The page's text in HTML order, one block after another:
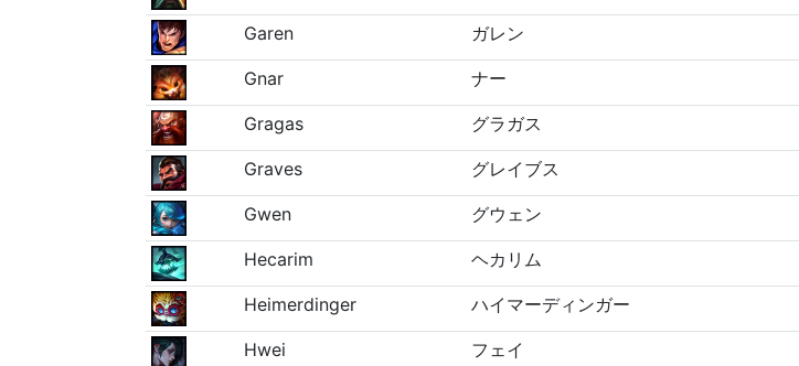
Garen ガレン
Gnar ナー
Gragas グラガス
Graves グレイブス
Gwen グウェン
Hecarim ヘカリム
Heimerdinger ハイマーディンガー
Hwei フェイ